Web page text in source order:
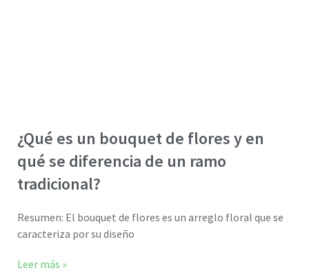
¿Qué es un bouquet de flores y en
qué se diferencia de un ramo
tradicional?
Resumen: El bouquet de flores es un arreglo floral que se
caracteriza por su diseño
Leer más »